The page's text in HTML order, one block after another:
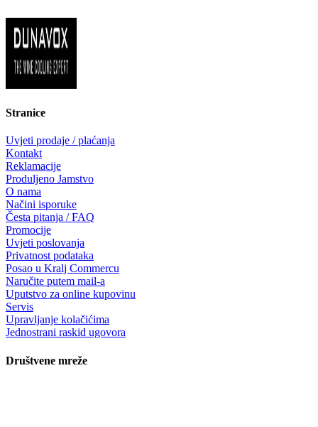
Stranice
Uvjeti prodaje / plaćanja
Kontakt
Reklamacije
Produljeno Jamstvo
O nama
Načini isporuke
Česta pitanja / FAQ
Promocije
Uvjeti poslovanja
Privatnost podataka
Posao u Kralj Commercu
Naručite putem mail-a
Uputstvo za online kupovinu
Servis
Upravljanje kolačićima
Jednostrani raskid ugovora
Društvene mreže